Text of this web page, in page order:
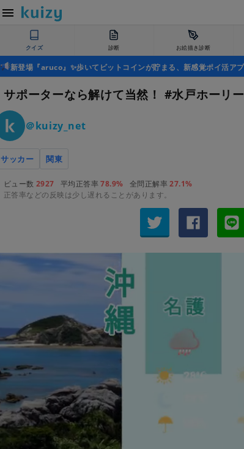
クイズ 診断 お絵描き診断
新登場『aruco』✨歩いてビットコインが貯まる、新感覚ポイ活ア
サポーターなら解けて当然！ #水戸ホーリ
＠kuizy_net
サッカー 関東
ビュー数 2927 平均正答率78.9% 全問正解率27.1%
正答率などの反映は少し遅れることがあります。